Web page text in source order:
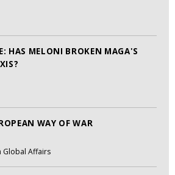
HAS MELONI BROKEN MAGA'S
WAY OF WAR
Global Affairs